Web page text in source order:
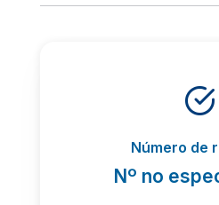
Número de
Nº no